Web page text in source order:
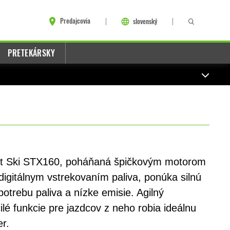
Predajcovia slovenský
PRETEKÁRSKY
Ski STX160, poháňaná špičkovým motorom
vstrekovaním paliva, ponúka silnú
paliva a nízke emisie. Agilný
funkcie pre jazdcov z neho robia ideálnu